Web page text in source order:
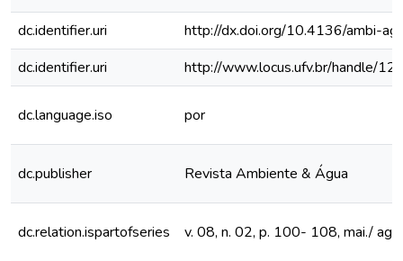
dc.identifier.uri
http://dx.doi.org/10.4136/ambi-
dc.identifier.uri
http://www.locus.ufv.br/handle/
dc.language.iso por
dc.publisher Revista Ambiente & Água
dc.relation.ispartofseries v. 08, n. 02, p. 100- 108, mai./